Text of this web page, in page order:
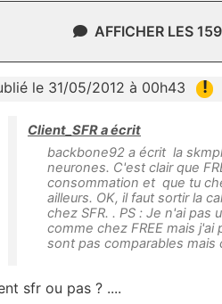
AFFICHER LES
le 31/05/2012 à 00h43 !
Client_SFR a écrit
backbone92 a écrit la
neurones. C'est clair que
consommation et que tu
ailleurs. OK, il faut sortir la
chez SFR. . PS : Je n'ai pas
comme chez FREE mais
sont pas comparables mais
sfr ou pas ? ....